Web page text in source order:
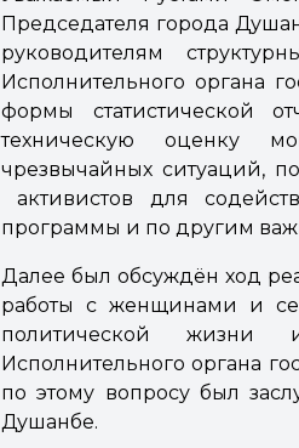
Председателя города
руководителям
Исполнительного органа
формы статистической
техническую оценку
чрезвычайных ситуаций,
активистов для
программы и по другим
Далее был обсуждён ход
работы с женщинами и
политической жизни
Исполнительного органа
по этому вопросу был
Душанбе.